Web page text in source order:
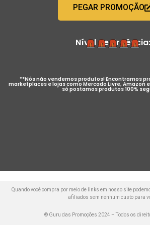
PEGAR PROMOÇÃO
Nível de Urgência:
**Nós não vendemos produtos! Encontramos
marketplaces e lojas como Mercado Livre, Amazon
só postamos produtos 100%
Quando você compra por meio de links em nosso site
afiliados sem nenhum custo para
© Guru das Promoções 2024 – Todos os